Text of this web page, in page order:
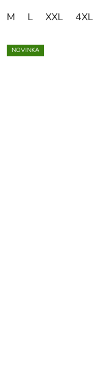
M L XXL 4XL
NOVINKA